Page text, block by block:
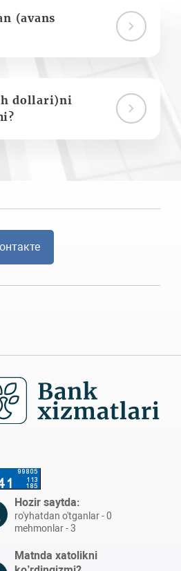
(avans
dollari)ni
Hozir saytda:
ro'yhatdan o'tganlar - 0
mehmonlar - 3
Matnda xatolikni